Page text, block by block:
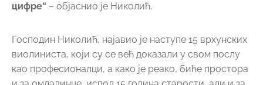
цифре“ – објаснио је Николић.
Господин Николић, најавио је наступе 15 врхунских
виолиниста, који су се већ доказали у свом послу
као професионалци, а како је реако, биће простора